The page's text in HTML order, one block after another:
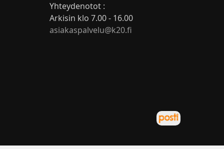
Yhteydenotot :
Arkisin klo 7.00 - 16.00
asiakaspalvelu@k20.fi